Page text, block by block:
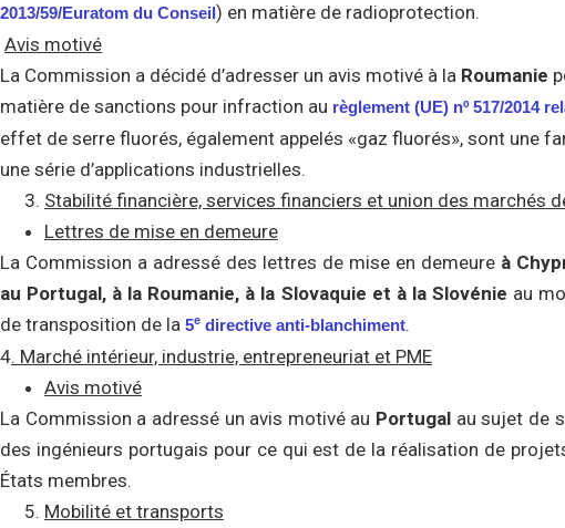
2013/59/Euratom du Conseil) en matière de radioprotection.
Avis motivé
La Commission a décidé d’adresser un avis motivé à la Roumanie
matière de sanctions pour infraction au règlement (UE) nº 517/2014
effet de serre fluorés, également appelés «gaz fluorés», sont une
une série d’applications industrielles.
Stabilité financière, services financiers et union des marchés
Lettres de mise en demeure
La Commission a adressé des lettres de mise en demeure à
au Portugal, à la Roumanie, à la Slovaquie et à la Slovénie au
de transposition de la 5e directive anti-blanchiment.
4. Marché intérieur, industrie, entrepreneuriat et PME
Avis motivé
La Commission a adressé un avis motivé au Portugal au sujet de
des ingénieurs portugais pour ce qui est de la réalisation de
États membres.
Mobilité et transports